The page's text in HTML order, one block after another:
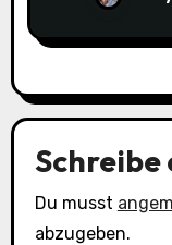
Du musst
abzugeben.